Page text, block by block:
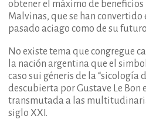
obtener el máximo de
Malvinas, que se han convertido
pasado aciago como de su
No existe tema que congregue
la nación argentina que el
caso sui géneris de la “sicología
descubierta por Gustave Le Bon
transmutada a las
siglo XXI.